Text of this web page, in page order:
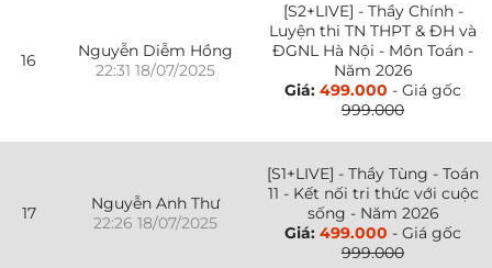
16
Nguyễn Diễm Hồng
22:31 18/07/2025
[S2+LIVE] - Thầy Chính -
Luyện thi TN THPT & ĐH và
ĐGNL Hà Nội - Môn Toán -
Năm 2026
Giá: 499.000 - Giá gốc
999.000
17
Nguyễn Anh Thư
22:26 18/07/2025
[S1+LIVE] - Thầy Tùng - Toán
11 - Kết nối tri thức với cuộc
sống - Năm 2026
Giá: 499.000 - Giá gốc
999.000